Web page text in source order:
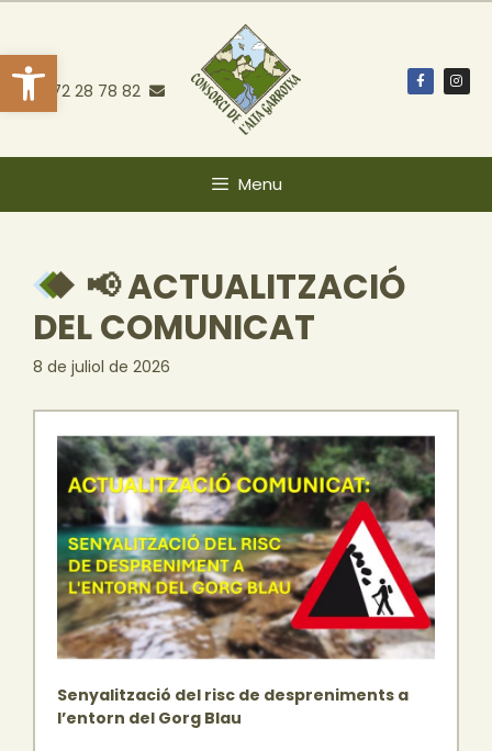
Obre la barra d'eines
972 28 78 82
Menu
📢 ACTUALITZACIÓ
DEL COMUNICAT
8 de juliol de 2026
Senyalització del risc de despreniments a
l’entorn del Gorg Blau